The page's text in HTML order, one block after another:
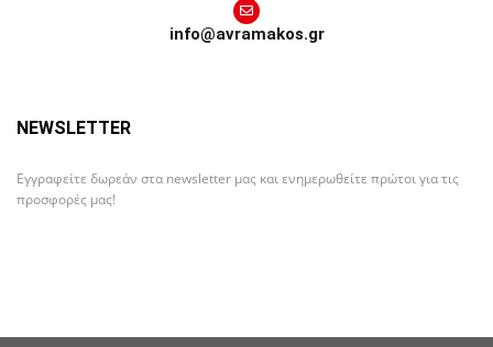
info@avramakos.gr
NEWSLETTER
Εγγραφείτε δωρεάν στα newsletter μας και ενημερωθείτε πρώτοι για τις
προσφορές μας!